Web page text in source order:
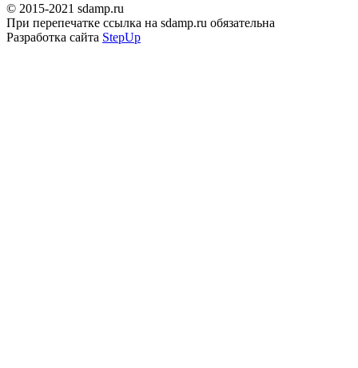
© 2015-2021 sdamp.ru
При перепечатке ссылка на sdamp.ru обязательна
Разработка сайта StepUp